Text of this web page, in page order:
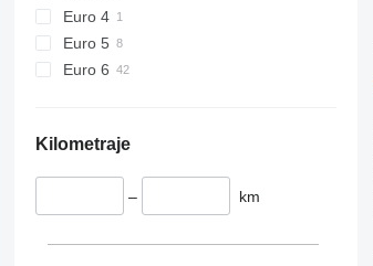
Euro 4
Euro 5
Euro 6
Kilometraje
– km